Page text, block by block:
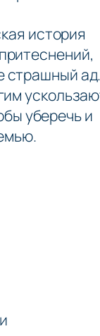
история
страшный ад.
уберечь и